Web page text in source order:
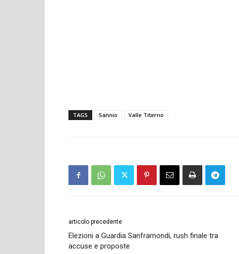
TAGS Sannio Valle Titerno
articolo precedente
Elezioni a Guardia Sanframondi, rush finale tra
accuse e proposte